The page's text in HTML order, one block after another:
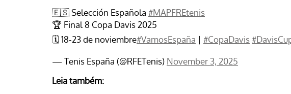
🇪🇸 Selección Española #MAPFREtenis
🏆 Final 8 Copa Davis 2025
🗓️ 18-23 de noviembre#VamosEspaña | #CopaDavis
— Tenis España (@RFETenis) November 3, 2025
Leia também: